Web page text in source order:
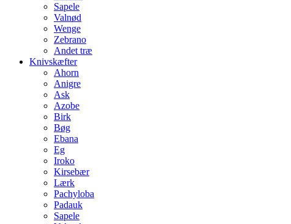
Sapele
Valnød
Wenge
Zebrano
Andet træ
Knivskæfter
Ahorn
Anigre
Ask
Azobe
Birk
Bøg
Ebana
Eg
Iroko
Kirsebær
Lærk
Pachyloba
Padauk
Sapele